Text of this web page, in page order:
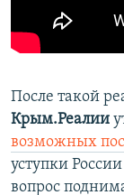
После такой
Крым.Реалии
возможных
уступки
вопрос